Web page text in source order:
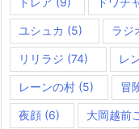
ユシュカ (5) ラジ
リリラジ (74) レ
レーンの村 (5) 冒
夜顔 (6) 大岡越前